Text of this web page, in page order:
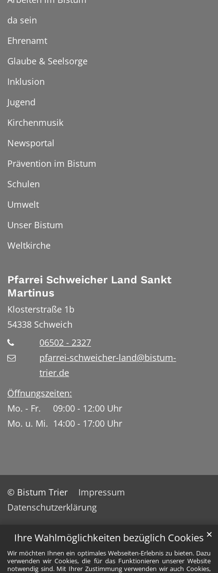
Ihre Wahlmöglichkeiten bezüglich Cookies
Wir möchten Ihnen ein optimales Webseiten-Erlebnis zu bieten. Dazu
verwenden wir Cookies, die für das Funktionieren unserer Website
notwendig sind. Mit Ihrer Zustimmung verwenden wir auch Cookies,
✕
da sein
Ehrenamt
Glaube & Seelsorge
Inklusion
Jugend
Kirchenmusik
Newsportal
Prävention im Bistum
Schulen
Umwelt
Unser Bistum
Weltkirche
Pfarrei Schweicher Land Sankt
Martinus
Klosterstraße 1b
54338 Schweich
06502 - 2327
pfarrei-schweicher-land@bistum-
trier.de
Öffnungszeiten:
Mo. - Fr. 09:00 - 12:00 Uhr
Mo. u. Mi. 14:00 - 17:00 Uhr
© Bistum Trier
Impressum
Datenschutzerklärung